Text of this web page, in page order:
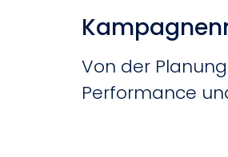
Von der
Performance